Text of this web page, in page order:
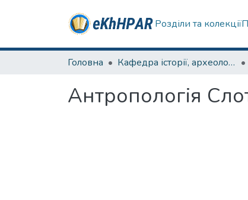
Розділи та колекції
Головна Кафедра історії, археології та гуманітарних наук
Антропологія